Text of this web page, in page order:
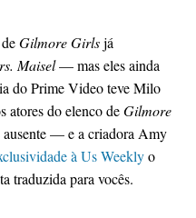
Gilmore Girlsjá
Maisel— mas eles ainda
do Prime Video teve Milo
do elenco deGilmore
ausente — e a criadora Amy
à Us Weeklyo
traduzida para vocês.